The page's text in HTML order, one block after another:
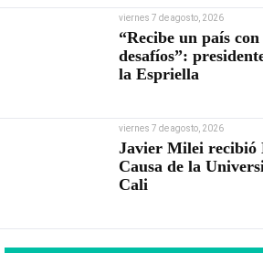
viernes 7 de agosto, 2026
“Recibe un país
desafíos”:
la Espriella
viernes 7 de agosto, 2026
Javier Milei recibió
Causa de la
Cali